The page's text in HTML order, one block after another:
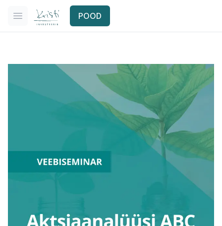
Ava menüü
Kristi investeerib
POOD